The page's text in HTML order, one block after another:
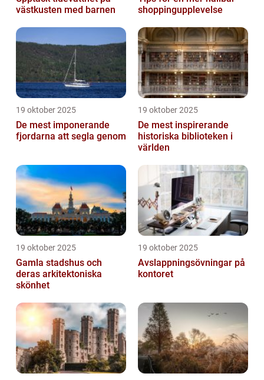
västkusten med barnen
shoppingupplevelse
19 oktober 2025
De mest imponerande
fjordarna att segla genom
19 oktober 2025
De mest inspirerande
historiska biblioteken i
världen
19 oktober 2025
Gamla stadshus och
deras arkitektoniska
skönhet
19 oktober 2025
Avslappningsövningar på
kontoret